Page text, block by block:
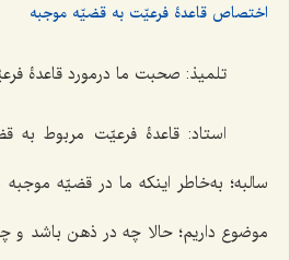
اختصاص قاعدۀ فرعیّت به قضیّه موجبه
تلمیذ: صحبت ما درمورد قاعدۀ
استاد: قاعدۀ فرعیّت مربوط
سالبه؛ به‌خاطر اینکه ما در قضیّه
موضوع داریم؛ حالا چه در ذهن باشد و